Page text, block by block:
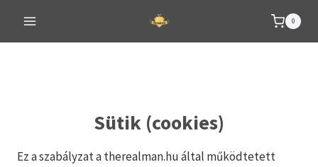
content
0
Sütik (cookies)
Ez a szabályzat a therealman.hu által működtetett